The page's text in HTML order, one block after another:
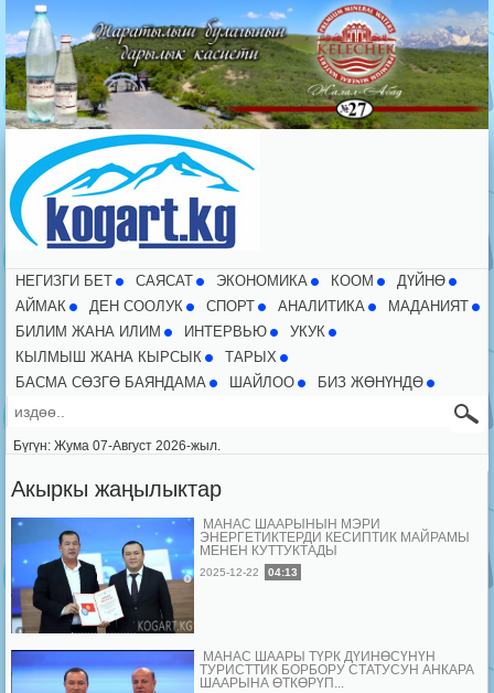
НЕГИЗГИ БЕТ CАЯСАТ ЭКОНОМИКА КООМ
ДҮЙНӨ
АЙМАК
ДЕН СООЛУК СПОРТ АНАЛИТИКА
МАДАНИЯТ
БИЛИМ ЖАНА ИЛИМ
ИНТЕРВЬЮ
УКУК
КЫЛМЫШ ЖАНА КЫРСЫК
ТАРЫХ
БАСМА СӨЗГӨ БАЯНДАМА
ШАЙЛОО БИЗ ЖӨНҮНДӨ
Бүгүн: Жума 07-Август 2026-жыл.
Акыркы жаңылыктар
МАНАС ШААРЫНЫН МЭРИ
ЭНЕРГЕТИКТЕРДИ КЕСИПТИК МАЙРАМЫ
МЕНЕН КУТТУКТАДЫ
2025-12-22 04:13
МАНАС ШААРЫ ТҮРК ДҮЙНӨСҮНҮН
ТУРИСТТИК БОРБОРУ СТАТУСУН АНКАРА
ШААРЫНА ӨТКӨРҮП...